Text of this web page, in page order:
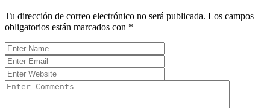
Tu dirección de correo electrónico no será publicada. Los campos
obligatorios están marcados con *